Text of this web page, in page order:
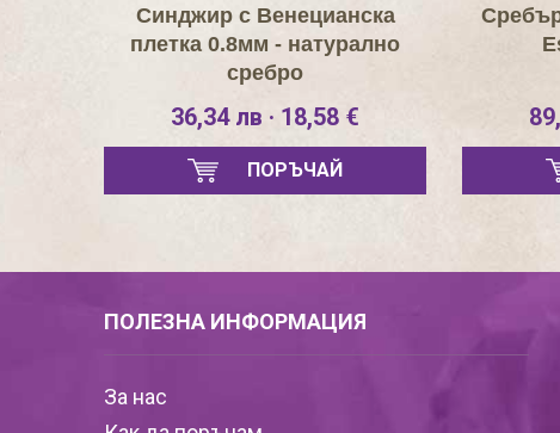
Синджир с Венецианска
плетка 0.8мм - натурално
сребро
36,34 лв · 18,58 €
ПОРЪЧАЙ
ПОЛЕЗНА ИНФОРМАЦИЯ
За нас